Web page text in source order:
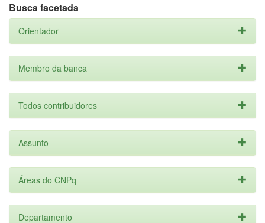
Busca facetada
Orientador
Membro da banca
Todos contribuidores
Assunto
Áreas do CNPq
Departamento